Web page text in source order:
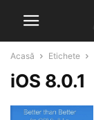
Acasă Etichete
iOS 8.0.1